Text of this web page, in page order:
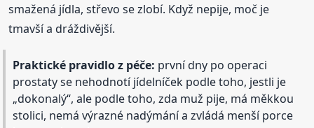
smažená jídla, střevo se zlobí. Když nepije, moč je
tmavší a dráždivější.
Praktické pravidlo z péče: první dny po operaci
prostaty se nehodnotí jídelníček podle toho, jestli je
„dokonalý“, ale podle toho, zda muž pije, má měkkou
stolici, nemá výrazné nadýmání a zvládá menší porce